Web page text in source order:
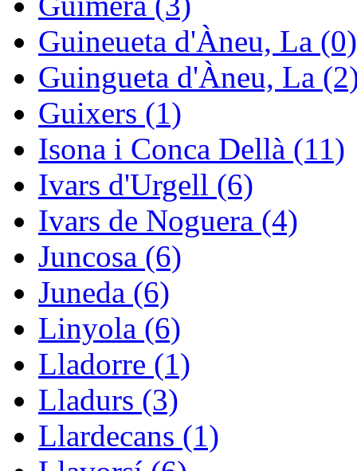
Guineueta d'Àneu, La (0)
Guingueta d'Àneu, La
Guixers (1)
Isona i Conca Dellà (11)
Ivars d'Urgell (6)
Ivars de Noguera (4)
Juncosa (6)
Juneda (6)
Linyola (6)
Lladorre (1)
Lladurs (3)
Llardecans (1)